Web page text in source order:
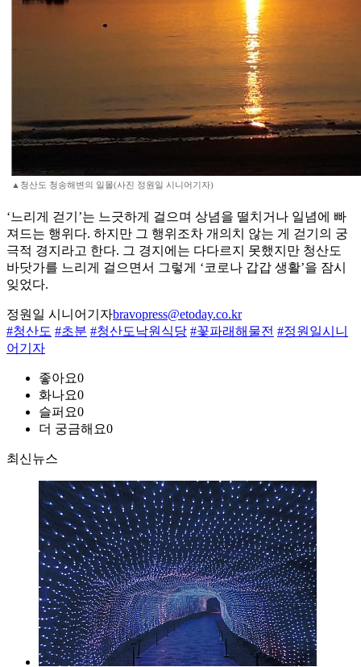
▲청산도 청송해변의 일몰(사진 정원일 시니어기자)
‘느리게 걷기’는 느긋하게 걸으며 상념을 떨치거나 일념에 빠
져드는 행위다. 하지만 그 행위조차 개의치 않는 게 걷기의 궁
극적 경지라고 한다. 그 경지에는 다다르지 못했지만 청산도
바닷가를 느리게 걸으면서 그렇게 ‘코로나 갑갑 생활’을 잠시
잊었다.
정원일 시니어기자bravopress@etoday.co.kr
#청산도 #초분 #청산도낙원식당 #꽃파래해물전 #정원일시니
어기자
좋아요0
화나요0
슬퍼요0
더 궁금해요0
최신뉴스